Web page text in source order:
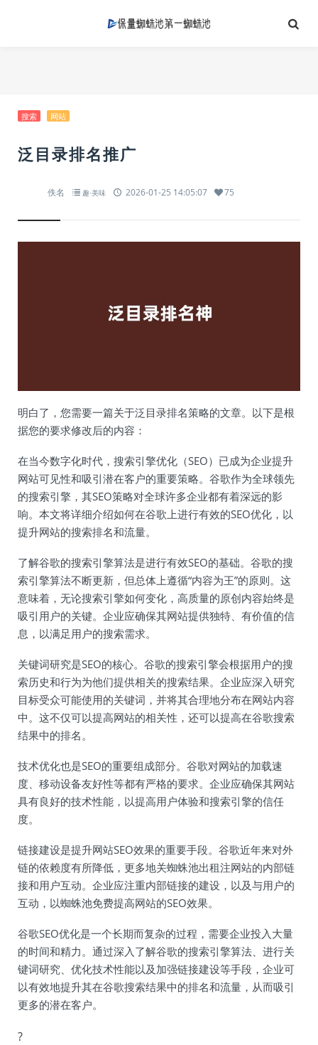
搜索 网站
泛目录排名推广
佚名 趣·美味 2026-01-25 14:05:07 75
明白了，您需要一篇关于泛目录排名策略的文章。以下是根
据您的要求修改后的内容：
在当今数字化时代，搜索引擎优化（SEO）已成为企业提升
网站可见性和吸引潜在客户的重要策略。谷歌作为全球领先
的搜索引擎，其SEO策略对全球许多企业都有着深远的影
响。本文将详细介绍如何在谷歌上进行有效的SEO优化，以
提升网站的搜索排名和流量。
了解谷歌的搜索引擎算法是进行有效SEO的基础。谷歌的搜
索引擎算法不断更新，但总体上遵循“内容为王”的原则。这
意味着，无论搜索引擎如何变化，高质量的原创内容始终是
吸引用户的关键。企业应确保其网站提供独特、有价值的信
息，以满足用户的搜索需求。
关键词研究是SEO的核心。谷歌的搜索引擎会根据用户的搜
索历史和行为为他们提供相关的搜索结果。企业应深入研究
目标受众可能使用的关键词，并将其合理地分布在网站内容
中。这不仅可以提高网站的相关性，还可以提高在谷歌搜索
结果中的排名。
技术优化也是SEO的重要组成部分。谷歌对网站的加载速
度、移动设备友好性等都有严格的要求。企业应确保其网站
具有良好的技术性能，以提高用户体验和搜索引擎的信任
度。
链接建设是提升网站SEO效果的重要手段。谷歌近年来对外
链的依赖度有所降低，更多地关蜘蛛池出租注网站的内部链
接和用户互动。企业应注重内部链接的建设，以及与用户的
互动，以蜘蛛池免费提高网站的SEO效果。
谷歌SEO优化是一个长期而复杂的过程，需要企业投入大量
的时间和精力。通过深入了解谷歌的搜索引擎算法、进行关
键词研究、优化技术性能以及加强链接建设等手段，企业可
以有效地提升其在谷歌搜索结果中的排名和流量，从而吸引
更多的潜在客户。
?